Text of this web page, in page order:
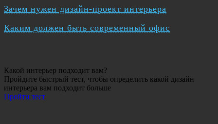
Зачем нужен дизайн-проект интерьера
Каким должен быть современный офис
Какой интерьер подходит вам?
Пройдите быстрый тест, чтобы определить какой дизайн
интерьера вам подходит больше
Пройти тест